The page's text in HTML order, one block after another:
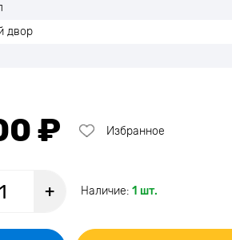
двор
₽ Избранное
+ Наличие: 1 шт.